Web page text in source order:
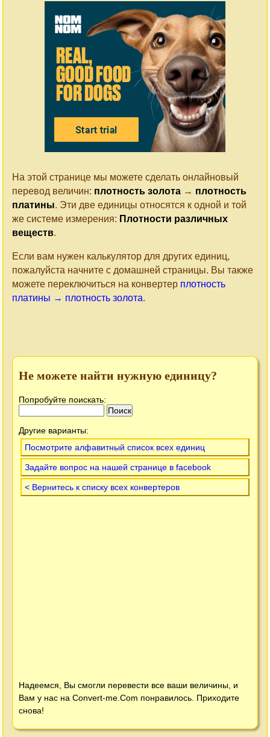
На этой странице мы можете сделать онлайновый
перевод величин: плотность золота → плотность
платины. Эти две единицы относятся к одной и той
же системе измерения: Плотности различных
веществ.
Если вам нужен калькулятор для других единиц,
пожалуйста начните с домашней страницы. Вы также
можете переключиться на конвертер плотность
платины → плотность золота.
Не можете найти нужную единицу?
Попробуйте поискать:
Другие варианты:
Посмотрите алфавитный список всех единиц
Задайте вопрос на нашей странице в facebook
< Вернитесь к списку всех конвертеров
Надеемся, Вы смогли перевести все ваши величины, и
Вам у нас на Convert-me.Com понравилось. Приходите
снова!